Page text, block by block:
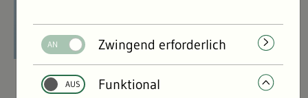
Flächen- & Artenschutz
Zwingend erforderlich
Funktional